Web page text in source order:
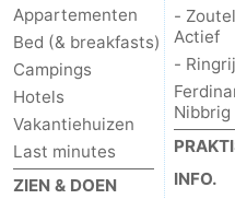
Appartementen
Bed (& breakfasts)
Campings
Hotels
Vakantiehuizen
Last minutes
ZIEN & DOEN
-
Actief
-
Nibbrig
INFO.